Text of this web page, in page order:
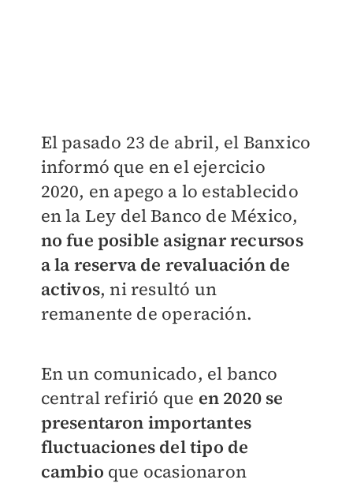
El pasado 23 de abril, el Banxico
informó que en el ejercicio
2020, en apego a lo establecido
en la Ley del Banco de México,
no fue posible asignar recursos
a la reserva de revaluación de
activos, ni resultó un
remanente de operación.
En un comunicado, el banco
central refirió que en 2020 se
presentaron importantes
fluctuaciones del tipo de
cambio que ocasionaron